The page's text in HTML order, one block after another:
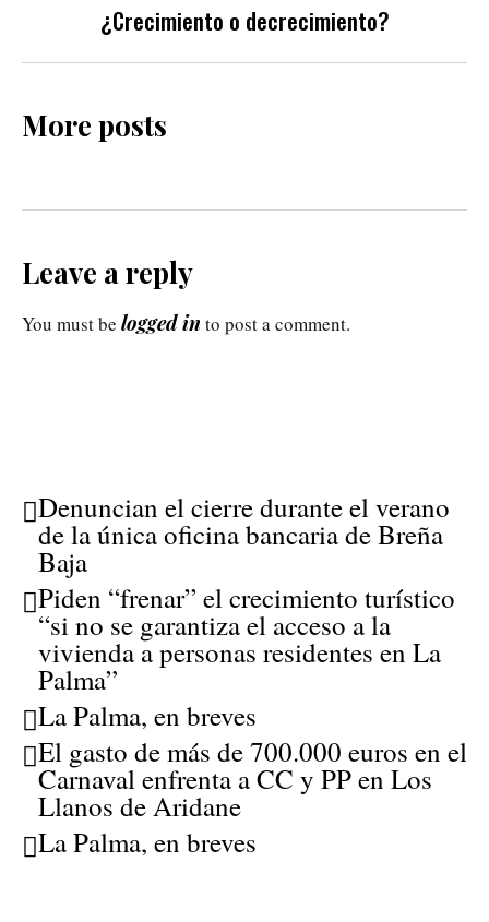
¿Crecimiento o decrecimiento?
More posts
Leave a reply
You must be logged in to post a comment.
Denuncian el cierre durante el verano
de la única oficina bancaria de Breña
Baja
Piden “frenar” el crecimiento turístico
“si no se garantiza el acceso a la
vivienda a personas residentes en La
Palma”
La Palma, en breves
El gasto de más de 700.000 euros en el
Carnaval enfrenta a CC y PP en Los
Llanos de Aridane
La Palma, en breves